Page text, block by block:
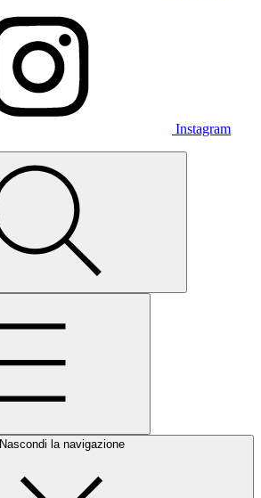
Instagram
Nascondi la navigazione